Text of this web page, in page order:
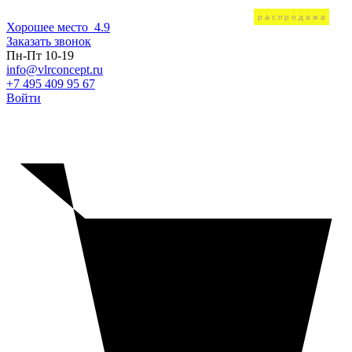
Хорошее место 4.9
Заказать звонок
Пн-Пт 10-19
info@vlrconcept.ru
+7 495 409 95 67
Войти
распродажа
распродажа
распродажа
распродажа
распродажа
распродажа